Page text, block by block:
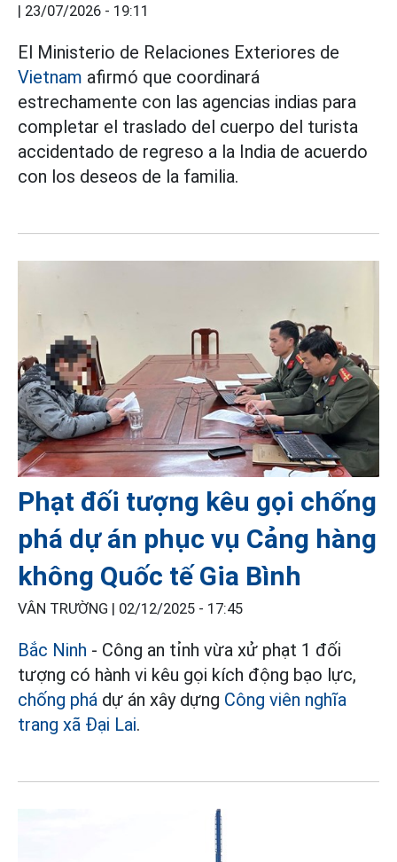
| 23/07/2026 - 19:11
El Ministerio de Relaciones Exteriores de
Vietnam afirmó que coordinará
estrechamente con las agencias indias para
completar el traslado del cuerpo del turista
accidentado de regreso a la India de acuerdo
con los deseos de la familia.
Phạt đối tượng kêu gọi chống
phá dự án phục vụ Cảng hàng
không Quốc tế Gia Bình
VÂN TRƯỜNG | 02/12/2025 - 17:45
Bắc Ninh - Công an tỉnh vừa xử phạt 1 đối
tượng có hành vi kêu gọi kích động bạo lực,
chống phá dự án xây dựng Công viên nghĩa
trang xã Đại Lai.